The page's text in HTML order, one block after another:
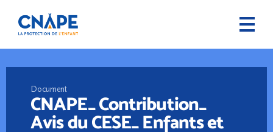
Document
CNAPE_ Contribution_
Avis du CESE_ Enfants et